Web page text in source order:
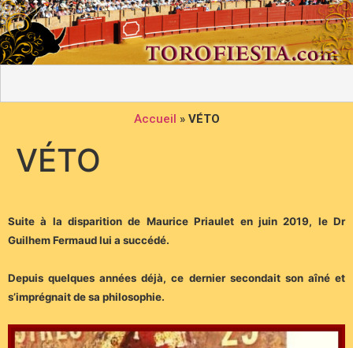
Accueil » VÉTO
VÉTO
Suite à la disparition de Maurice Priaulet en juin 2019, le Dr
Guilhem Fermaud lui a succédé.
Depuis quelques années déjà, ce dernier secondait son aîné et
s’imprégnait de sa philosophie.